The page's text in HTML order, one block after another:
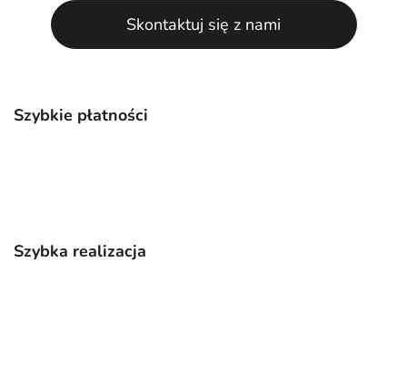
Szybkie płatności
Szybka realizacja
Skontaktuj się z nami